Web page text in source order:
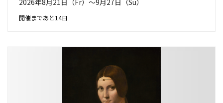
2026年8月21日（Fr）〜9月27日（Su）
開催まであと14日